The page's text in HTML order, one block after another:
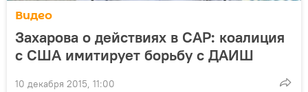
Видео
Захарова о действиях в САР: коалиция
с США имитирует борьбу с ДАИШ
10 декабря 2015, 11:00